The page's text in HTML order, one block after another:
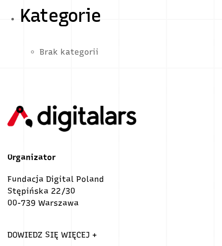
Kategorie
Brak kategorii
Organizator
Fundacja Digital Poland
Stępińska 22/30
00-739 Warszawa
DOWIEDZ SIĘ WIĘCEJ +